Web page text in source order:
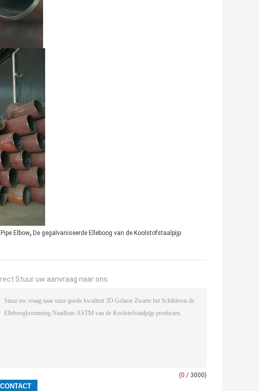
Elbow, De gegalvaniseerde Elleboog van de Koolstofstaalpijp
Stuur uw aanvraag naar ons
(0 / 3000)